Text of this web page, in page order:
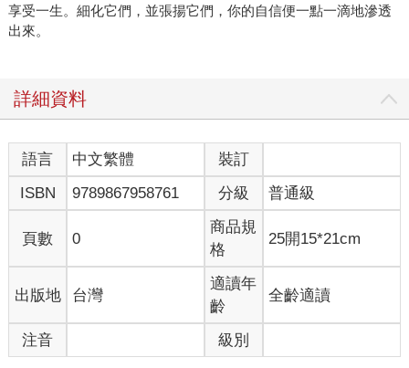
享受一生。細化它們，並張揚它們，你的自信便一點一滴地滲透
出來。
詳細資料
語言 中文繁體
裝訂
ISBN
9789867958761 分級 普通級
頁數 0
商品規
格
25開15*21cm
出版地 台灣
適讀年
齡
全齡適讀
注音 級別